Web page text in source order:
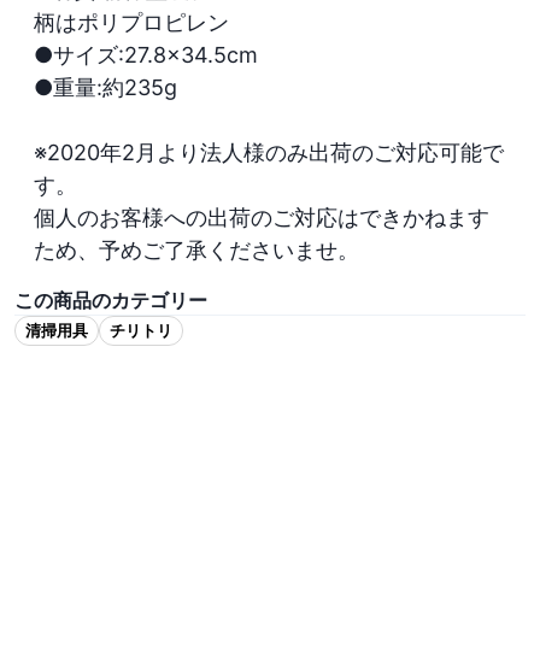
柄はポリプロピレン
●サイズ:27.8×34.5cm
●重量:約235g
※2020年2月より法人様のみ出荷のご対応可能で
す。
個人のお客様への出荷のご対応はできかねます
ため、予めご了承くださいませ。
この商品のカテゴリー
清掃用具 チリトリ